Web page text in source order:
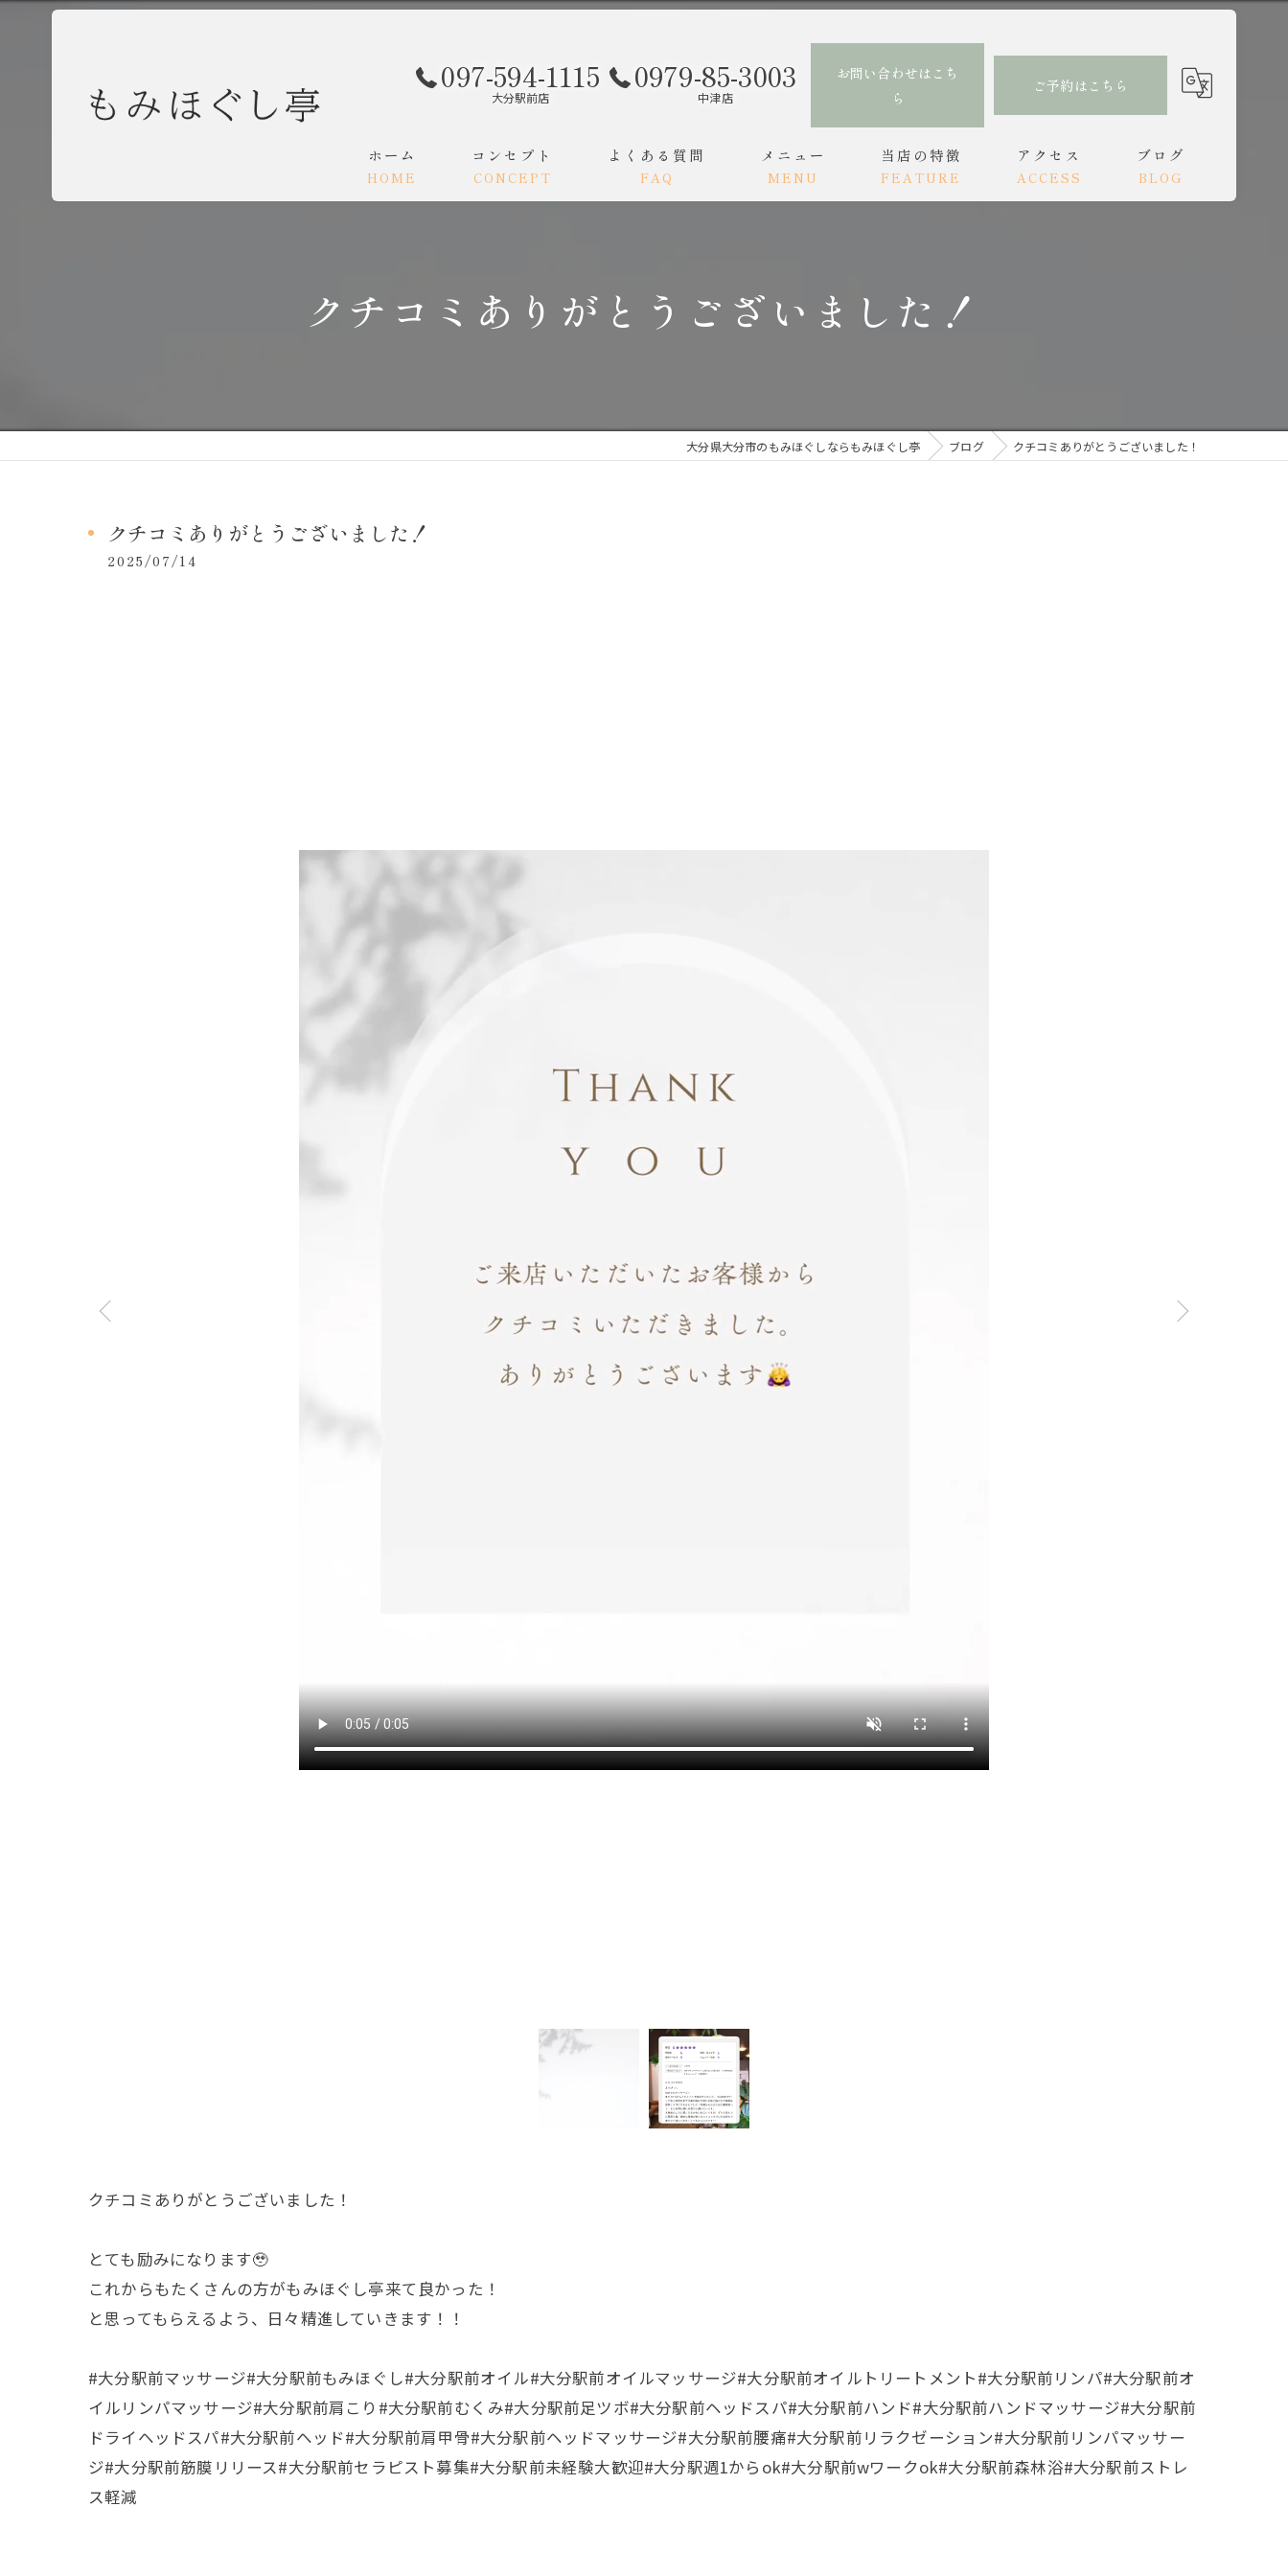
097-594-1115
大分駅前店
0979-85-3003
中津店
お問い合わせはこち
ら
ご予約はこちら
ホーム
HOME
コンセプト
CONCEPT
よくある質問
FAQ
メニュー
MENU
当店の特徴
FEATURE
頭痛
アクセス
ACCESS
ブログ
BLOG
クチコミありがとうございました！
大分県大分市のもみほぐしならもみほぐし亭 ブログ クチコミありがとうございました！
クチコミありがとうございました！
2025/07/14
クチコミありがとうございました！
とても励みになります🥹
これからもたくさんの方がもみほぐし亭来て良かった！
と思ってもらえるよう、日々精進していきます！！
#大分駅前マッサージ#大分駅前もみほぐし#大分駅前オイル#大分駅前オイルマッサージ#大分駅前オイルトリートメント#大分駅前リンパ#大分駅前オ
イルリンパマッサージ#大分駅前肩こり#大分駅前むくみ#大分駅前足ツボ#大分駅前ヘッドスパ#大分駅前ハンド#大分駅前ハンドマッサージ#大分駅前
ドライヘッドスパ#大分駅前ヘッド#大分駅前肩甲骨#大分駅前ヘッドマッサージ#大分駅前腰痛#大分駅前リラクゼーション#大分駅前リンパマッサー
ジ#大分駅前筋膜リリース#大分駅前セラピスト募集#大分駅前未経験大歓迎#大分駅週1からok#大分駅前wワークok#大分駅前森林浴#大分駅前ストレ
ス軽減